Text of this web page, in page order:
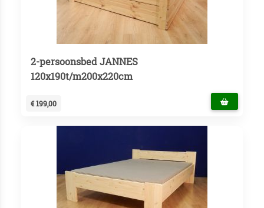
2-persoonsbed JANNES
120x190t/m200x220cm
€ 199,00